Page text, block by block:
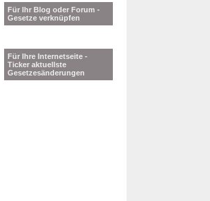
Für Ihr Blog oder Forum -
Gesetze verknüpfen
Für Ihre Internetseite -
Ticker aktuellste
Gesetzesänderungen